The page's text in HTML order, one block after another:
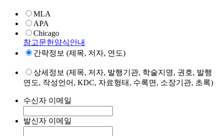
MLA
APA
Chicago
참고문헌양식안내
간략정보 (제목, 저자, 연도)
상세정보 (제목, 저자, 발행기관, 학술지명, 권호, 발행
연도, 작성언어, KDC, 자료형태, 수록면, 소장기관, 초록)
수신자 이메일
발신자 이메일